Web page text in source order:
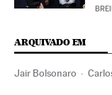
ARQUIVADO EM
Jair Bolsonaro